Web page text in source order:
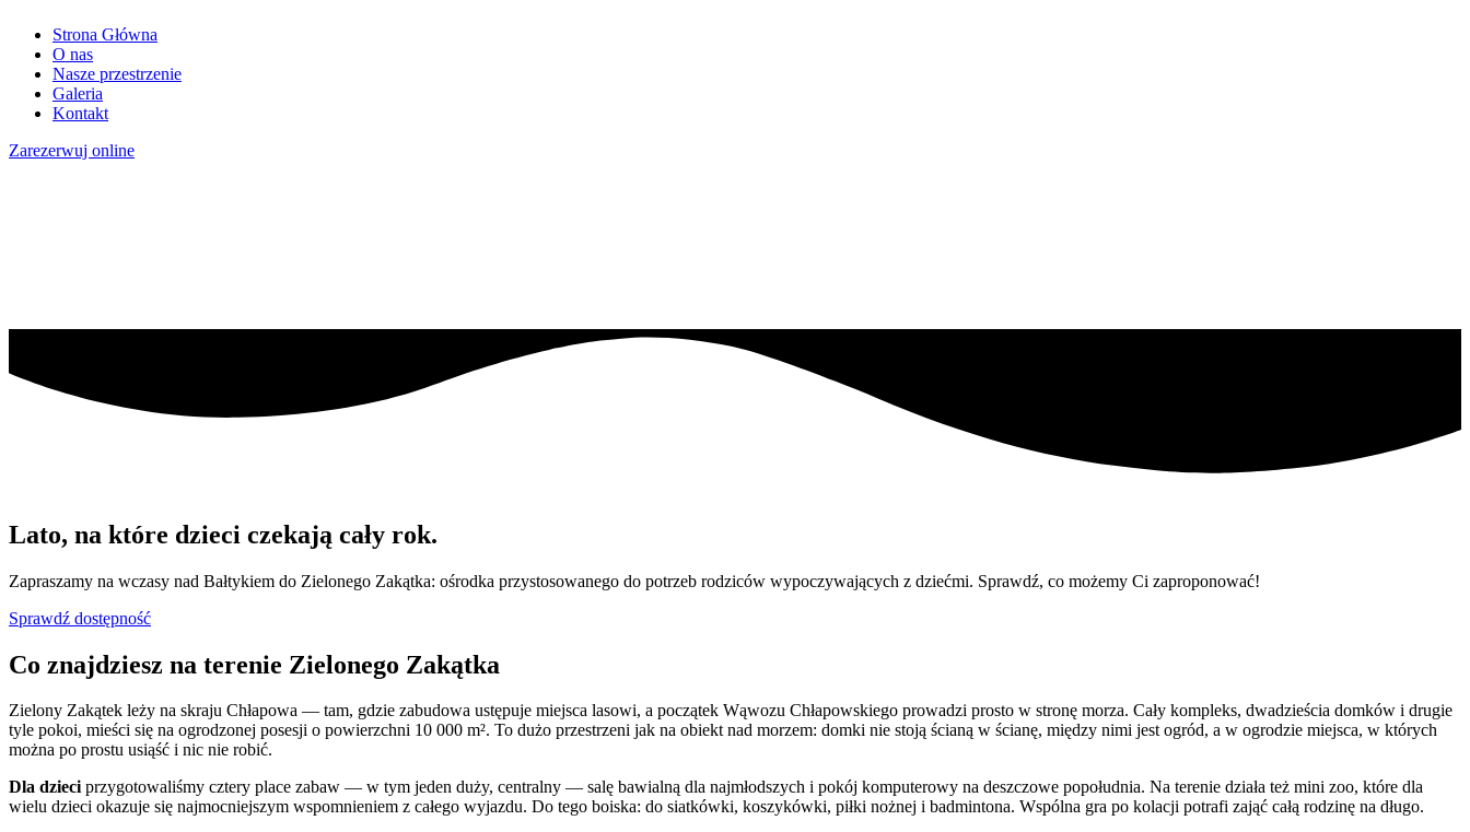
Strona Główna
O nas
Nasze przestrzenie
Galeria
Kontakt
Zarezerwuj online
Lato, na które dzieci czekają cały rok.
Zapraszamy na wczasy nad Bałtykiem do Zielonego Zakątka: ośrodka przystosowanego do potrzeb rodziców wypoczywających z dziećmi. Sprawdź, co możemy Ci zaproponować!
Sprawdź dostępność
Co znajdziesz na terenie Zielonego Zakątka
Zielony Zakątek leży na skraju Chłapowa — tam, gdzie zabudowa ustępuje miejsca lasowi, a początek Wąwozu Chłapowskiego prowadzi prosto w stronę morza. Cały kompleks, dwadzieścia domków i drugie
tyle pokoi, mieści się na ogrodzonej posesji o powierzchni 10 000 m². To dużo przestrzeni jak na obiekt nad morzem: domki nie stoją ścianą w ścianę, między nimi jest ogród, a w ogrodzie miejsca, w których
można po prostu usiąść i nic nie robić.
Dla dzieciprzygotowaliśmy cztery place zabaw — w tym jeden duży, centralny — salę bawialną dla najmłodszych i pokój komputerowy na deszczowe popołudnia. Na terenie działa też mini zoo, które dla
wielu dzieci okazuje się najmocniejszym wspomnieniem z całego wyjazdu. Do tego boiska: do siatkówki, koszykówki, piłki nożnej i badmintona. Wspólna gra po kolacji potrafi zająć całą rodzinę na długo.